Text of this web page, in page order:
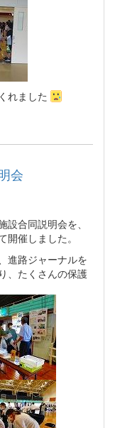
ました
会
合同説明会を、
催しました。
進路ジャーナルを
、たくさんの保護